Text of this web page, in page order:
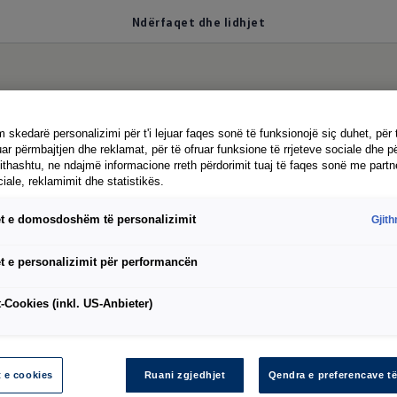
Ndërfaqet dhe lidhjet
dhe lidhjet
laptopin apo pajisjet e tjera teksa drejtoni
të kamionçinës Crafter do të gjeni një portë
për pajisjet e jashtme
për karikimin e pajisjeve celulare
skedarë personalizimi për t'i lejuar faqes sonë të funksionojë siç duhet, për
përmbajtjen dhe reklamat, për të ofruar funksione të rrjeteve sociale dhe
ne ndajmë informacione rreth përdorimit tuaj të faqes sonë me
reklamimit dhe statistikës.
e domosdoshëm të personalizimit
e personalizimit për performancën
Cookies (inkl. US-Anbieter)
e cookies Ruani zgjedhjet Qendra e preferencave